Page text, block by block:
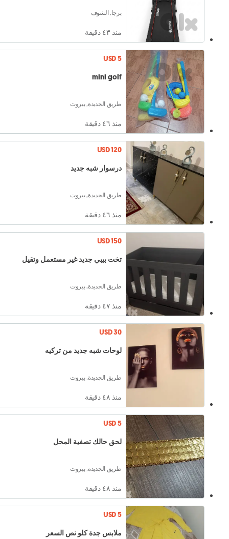
برجا, الشوف
منذ ٤٣ دقيقة
USD 5
mini golf
طريق الجديدة, بيروت
منذ ٤٦ دقيقة
USD 120
درسوار شبه جديد
طريق الجديدة, بيروت
منذ ٤٦ دقيقة
USD 150
تخت بيبي جديد غير مستعمل وتقيل
طريق الجديدة, بيروت
منذ ٤٧ دقيقة
USD 30
لوحات شبه جديد من تركيه
طريق الجديدة, بيروت
منذ ٤٨ دقيقة
USD 5
لحق حالك تصفية المحل
طريق الجديدة, بيروت
منذ ٤٨ دقيقة
USD 5
ملابس جدة كلو نص السعر